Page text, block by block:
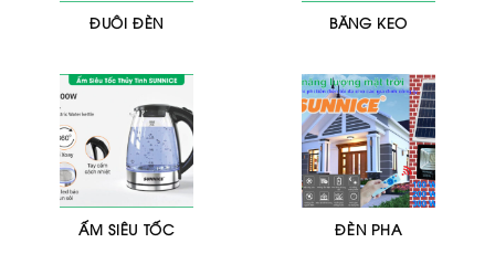
ĐUÔI ĐÈN BĂNG KEO
ẤM SIÊU TỐC ĐÈN PHA